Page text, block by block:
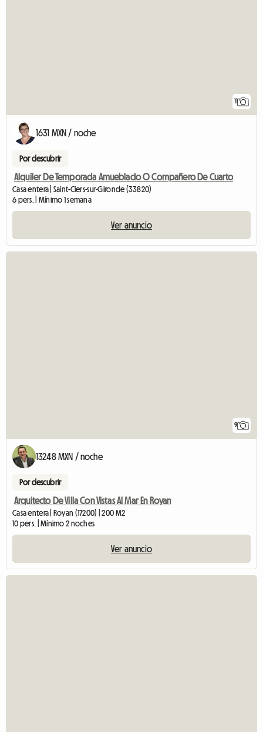
11
1631 MXN / noche
Por descubrir
Alquiler De Temporada Amueblado O Compañero De Cuarto
Casa entera | Saint-Ciers-sur-Gironde (33820)
6 pers. | Mínimo 1 semana
Ver anuncio
9
13248 MXN / noche
Por descubrir
Arquitecto De Villa Con Vistas Al Mar En Royan
Casa entera | Royan (17200) | 200 M2
10 pers. | Mínimo 2 noches
Ver anuncio